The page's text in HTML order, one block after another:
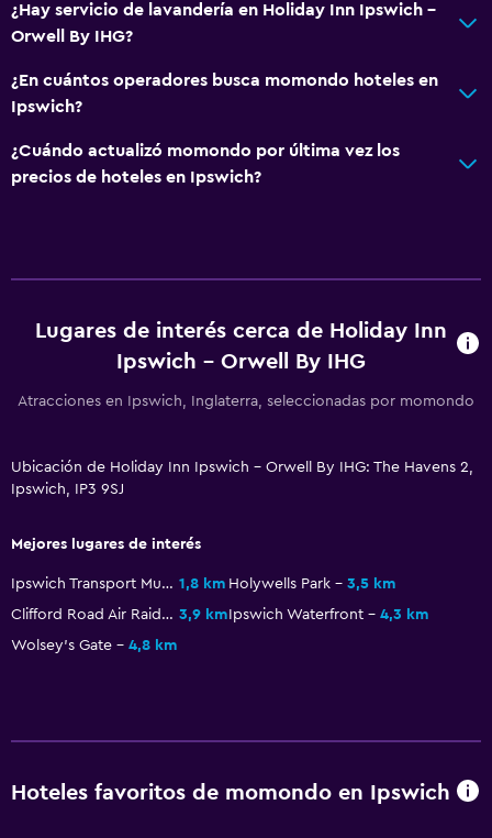
Menús para dietas especiales (bajo petición)
Bar/lounge
Tetera/cafetera
Salas de conferencia
Servicio de despertador
Caja fuerte
Servicio de habitaciones
Check-out exprés
Botella de agua
Recepción 24 horas
Zona de estar
¿Hay servicio de lavandería en Holiday Inn Ipswich -
Orwell By IHG?
¿En cuántos operadores busca momondo hoteles en
Ipswich?
¿Cuándo actualizó momondo por última vez los
precios de hoteles en Ipswich?
Lugares de interés cerca de Holiday Inn
Ipswich - Orwell By IHG
Atracciones en Ipswich, Inglaterra, seleccionadas por momondo
Ubicación de Holiday Inn Ipswich - Orwell By IHG: The Havens 2,
Ipswich, IP3 9SJ
Mejores lugares de interés
Ipswich Transport Museum 1,8 km Holywells Park
3,5 km
Clifford Road Air Raid Shelter 3,9 kmIpswich Waterfront
4,3 km
Wolsey's Gate
4,8 km
Hoteles favoritos de momondo en Ipswich